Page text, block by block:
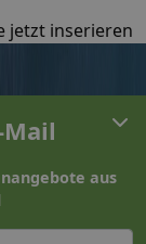
jetzt inserieren
aus